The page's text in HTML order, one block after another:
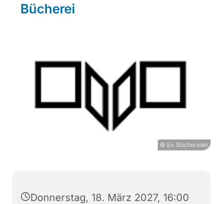
Bücherei
© Ev. Büchereien
Donnerstag, 18. März 2027, 16:00